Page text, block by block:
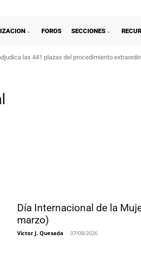
FOROS SECCIONES
las 441 plazas del procedimiento
Día Internacional de la
marzo)
Victor J. Quesada - 07/08/2026